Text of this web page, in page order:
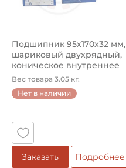
Подшипник 95х170х32 мм,
шариковый двухрядный,
коническое внутреннее
кол...
Вес товара 3.05 кг.
Нет в наличии
Заказать Подробнее